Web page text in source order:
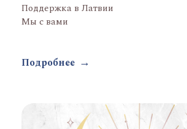
Поддержка в Латвии
Мы с вами
Подробнее